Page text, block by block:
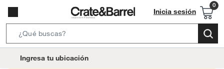
Inicia sesión
e
Ingresa tu ubicación